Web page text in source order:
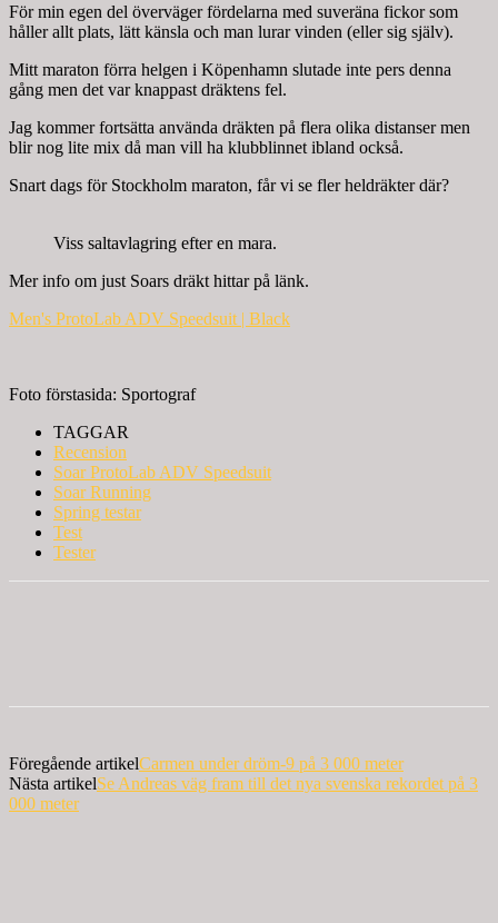
För min egen del överväger fördelarna med suveräna fickor som
håller allt plats, lätt känsla och man lurar vinden (eller sig själv).
Mitt maraton förra helgen i Köpenhamn slutade inte pers denna
gång men det var knappast dräktens fel.
Jag kommer fortsätta använda dräkten på flera olika distanser men
blir nog lite mix då man vill ha klubblinnet ibland också.
Snart dags för Stockholm maraton, får vi se fler heldräkter där?
Viss saltavlagring efter en mara.
Mer info om just Soars dräkt hittar på länk.
Men's ProtoLab ADV Speedsuit | Black
Foto förstasida: Sportograf
TAGGAR
Recension
Soar ProtoLab ADV Speedsuit
Soar Running
Spring testar
Test
Tester
Föregående artikelCarmen under dröm-9 på 3 000 meter
Nästa artikelSe Andreas väg fram till det nya svenska rekordet på 3
000 meter